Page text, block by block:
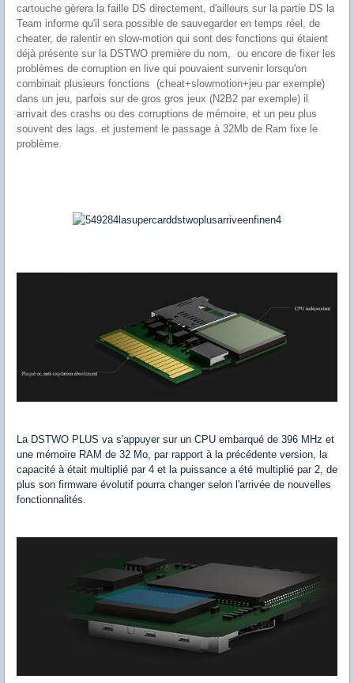
cartouche gèrera la faille DS directement, d'ailleurs sur la partie DS la
Team informe qu'il sera possible de sauvegarder en temps réel, de
cheater, de ralentir en slow-motion qui sont des fonctions qui étaient
déjà présente sur la DSTWO première du nom, ou encore de fixer les
problèmes de corruption en live qui pouvaient survenir lorsqu'on
combinait plusieurs fonctions (cheat+slowmotion+jeu par exemple)
dans un jeu, parfois sur de gros gros jeux (N2B2 par exemple) il
arrivait des crashs ou des corruptions de mémoire, et un peu plus
souvent des lags. et justement le passage à 32Mb de Ram fixe le
problème.
La DSTWO PLUS va s'appuyer sur un CPU embarqué de 396 MHz et
une mémoire RAM de 32 Mo, par rapport à la précédente version, la
capacité à était multiplié par 4 et la puissance a été multiplié par 2, de
plus son firmware évolutif pourra changer selon l'arrivée de nouvelles
fonctionnalités.